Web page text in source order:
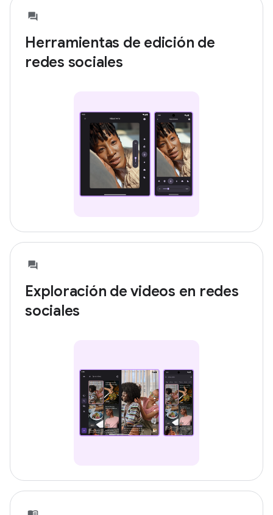
Herramientas de edición de
redes sociales
Exploración de videos en redes
sociales